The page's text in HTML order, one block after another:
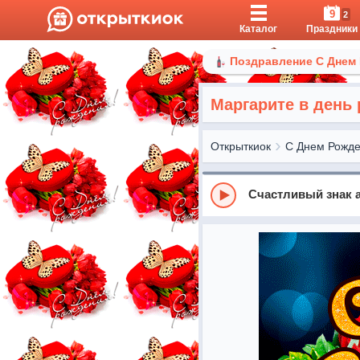
Каталог
9 2
Праздники
Поздравление С
Маргарите в день
Открыткиок С Днем
Счастливый знак